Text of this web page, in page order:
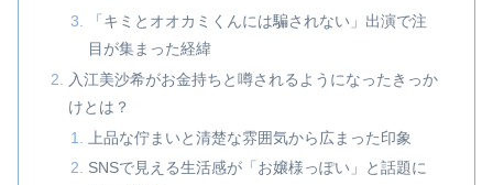
「キミとオオカミくんには騙されない」出演で注
目が集まった経緯
入江美沙希がお金持ちと噂されるようになったきっか
けとは？
上品な佇まいと清楚な雰囲気から広まった印象
SNSで見える生活感が「お嬢様っぽい」と話題に